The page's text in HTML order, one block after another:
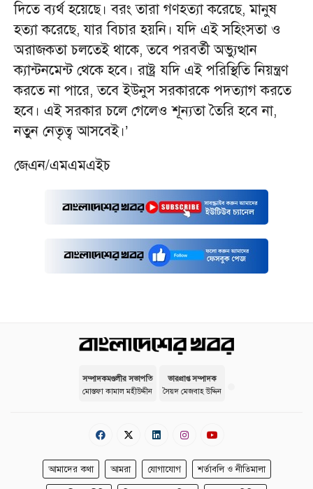
দিতে ব্যর্থ হয়েছে। বরং তারা গণহত্যা করেছে, মানুষ
হত্যা করেছে, যার বিচার হয়নি। যদি এই সহিংসতা ও
অরাজকতা চলতেই থাকে, তবে পরবর্তী অভ্যুত্থান
ক্যান্টনমেন্ট থেকে হবে। রাষ্ট্র যদি এই পরিস্থিতি নিয়ন্ত্রণ
করতে না পারে, তবে ইউনুস সরকারকে পদত্যাগ করতে
হবে। এই সরকার চলে গেলেও শূন্যতা তৈরি হবে না,
নতুন নেতৃত্ব আসবেই।’
জেএন/এমএমএইচ
সম্পাদকমণ্ডলীর সভাপতি
মোস্তফা কামাল মহীউদ্দীন
ভারপ্রাপ্ত সম্পাদক
সৈয়দ মেজবাহ উদ্দিন
আমাদের কথা আমরা যোগাযোগ শর্তাবলি ও নীতিমালা